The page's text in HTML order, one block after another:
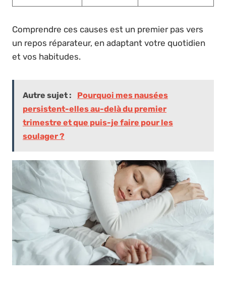
Comprendre ces causes est un premier pas vers
un repos réparateur, en adaptant votre quotidien
et vos habitudes.
Autre sujet :
Pourquoi mes nausées
persistent-elles au-delà du premier
trimestre et que puis-je faire pour les
soulager ?